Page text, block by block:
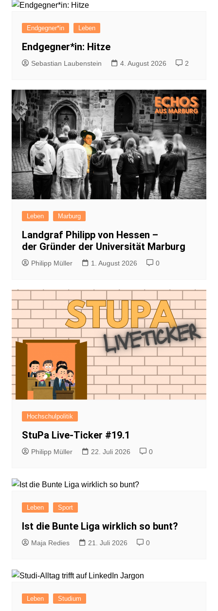
Endgegner*in Leben
Endgegner*in: Hitze
Sebastian Laubenstein 4. August 2026 2
Leben Marburg
Landgraf Philipp von Hessen –
der Gründer der Universität Marburg
Philipp Müller 1. August 2026 0
Hochschulpolitik
StuPa Live-Ticker #19.1
Philipp Müller 22. Juli 2026 0
Leben Sport
Ist die Bunte Liga wirklich so bunt?
Maja Redies 21. Juli 2026 0
Leben Studium